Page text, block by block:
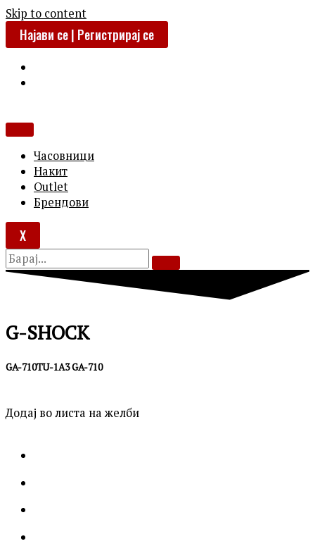
Skip to content
Најави се | Регистрирај се
Часовници
Накит
Outlet
Брендови
X
G-SHOCK
GA-710TU-1A3 GA-710
Додај во листа на желби